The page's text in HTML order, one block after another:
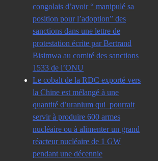
congolais d’avoir “ manipulé sa
position pour l’adoption” des
sanctions dans une lettre de
protestation écrite par Bertrand
Bisimwa au comité des sanctions
1533 de l’ONU
Le cobalt de la RDC exporté vers
la Chine est mélangé à une
quantité d’uranium qui pourrait
servir à produire 600 armes
nucléaire ou à alimenter un grand
réacteur nucléaire de 1 GW
pendant une décennie